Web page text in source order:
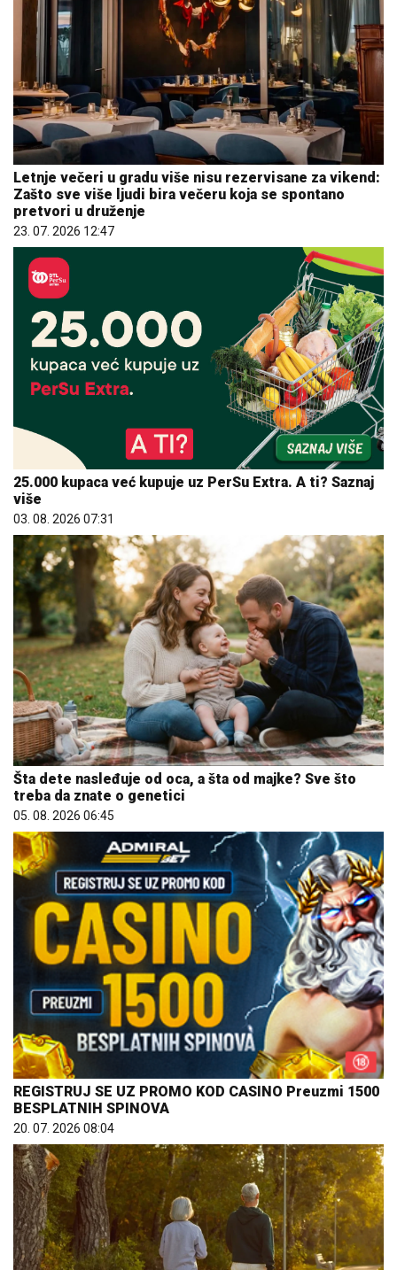
Letnje večeri u gradu više nisu rezervisane za vikend:
Zašto sve više ljudi bira večeru koja se spontano
pretvori u druženje
23. 07. 2026 12:47
25.000 kupaca već kupuje uz PerSu Extra. A ti? Saznaj
više
03. 08. 2026 07:31
Šta dete nasleđuje od oca, a šta od majke? Sve što
treba da znate o genetici
05. 08. 2026 06:45
REGISTRUJ SE UZ PROMO KOD CASINO Preuzmi 1500
BESPLATNIH SPINOVA
20. 07. 2026 08:04